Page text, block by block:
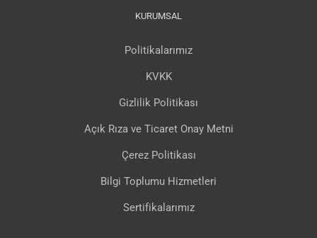
KURUMSAL
Politikalarımız
KVKK
Gizlilik Politikası
Açık Rıza ve Ticaret Onay Metni
Çerez Politikası
Bilgi Toplumu Hizmetleri
Sertifikalarımız